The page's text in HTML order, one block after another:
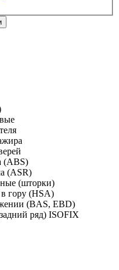
(ABS)
(ASR)
(шторки)
гору (HSA)
(BAS, EBD)
ряд) ISOFIX